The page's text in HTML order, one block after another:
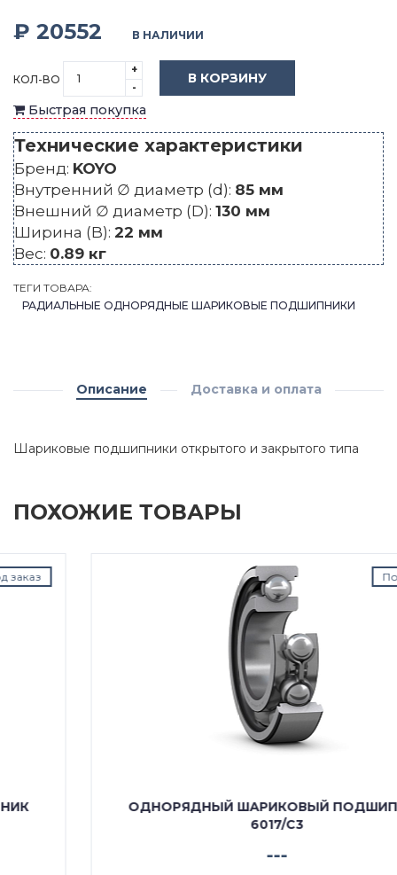
₽ 20552 В НАЛИЧИИ
КОЛ-ВО
+
-
В КОРЗИНУ
Быстрая покупка
Технические характеристики
Бренд: KOYO
Внутренний ∅ диаметр (d): 85 мм
Внешний ∅ диаметр (D): 130 мм
Ширина (B): 22 мм
Вес: 0.89 кг
ТЕГИ ТОВАРА:
РАДИАЛЬНЫЕ ОДНОРЯДНЫЕ ШАРИКОВЫЕ ПОДШИПНИКИ
Описание Доставка и оплата
Шариковые подшипники открытого и закрытого типа
ПОХОЖИЕ ТОВАРЫ
ОДНОРЯДНЫЙ ШАРИКОВЫЙ ПОДШИПНИК